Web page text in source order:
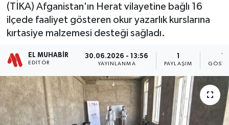
(TİKA) Afganistan'ın Herat vilayetine bağlı 16
ilçede faaliyet gösteren okur yazarlık kurslarına
kırtasiye malzemesi desteği sağladı.
EL MUHABIR
EDITÖR
30.06.2026 - 13:56
YAYINLANMA PAYLAŞIM
Son Dakika Haberleri
Haber Arşivi